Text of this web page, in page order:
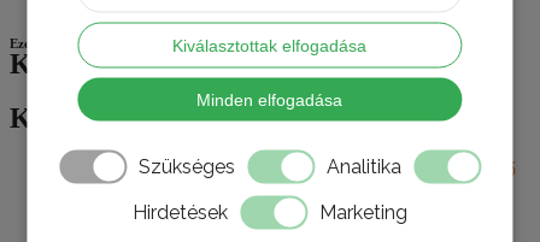
Kiválasztottak elfogadása
Minden elfogadása
Szükséges
Analitika
Hirdetések
Marketing
Ezek is érdekelhetik
Kapcsolódó termékek
Kapcsolódó termékek
Schuller 22510